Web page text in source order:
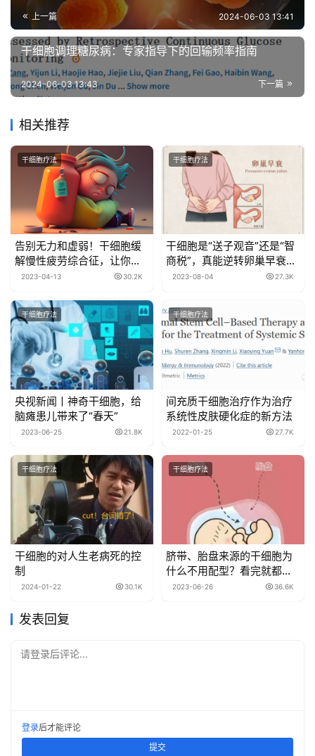
上一篇 2024-06-03 13:41
干细胞调理糖尿病：专家指导下的回输频率指南
下一篇
2024-06-03 13:43
相关推荐
干细胞疗法
告别无力和虚弱！干细胞缓
解慢性疲劳综合征，让你精
神焕发！
2023-04-13 30.2K
干细胞疗法
干细胞是“送子观音”还是“智
商税”，真能逆转卵巢早衰摆
脱更年期吗？
2023-08-04 27.3K
干细胞疗法
央视新闻丨神奇干细胞，给
脑瘫患儿带来了“春天”
2023-06-25 21.8K
干细胞疗法
间充质干细胞治疗作为治疗
系统性皮肤硬化症的新方法
2022-01-25 27.7K
干细胞疗法
干细胞的对人生老病死的控
制
2024-01-22 30.1K
干细胞疗法
脐带、胎盘来源的干细胞为
什么不用配型？看完就都明
白了
2023-06-26 36.6K
发表回复
请登录后评论...
登录后才能评论
提交